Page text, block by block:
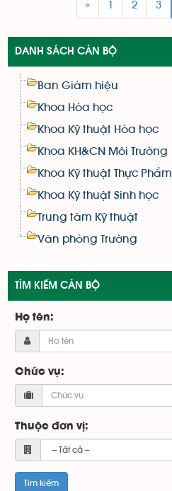
« 1 2 3
DANH SÁCH CÁN BỘ
Ban Giám hiệu
Khoa Hóa học
Khoa Kỹ thuật Hóa học
Khoa KH&CN Môi Trường
Khoa Kỹ thuật Thực Phẩm
Khoa Kỹ thuật Sinh học
Trung tâm Kỹ thuật
Văn phòng Trường
TÌM KIẾM CÁN BỘ
Họ tên:
Chức vụ:
Thuộc đơn vị: